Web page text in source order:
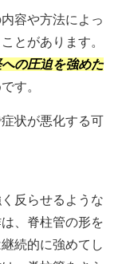
容や方法によっ
とがあります。
の圧迫を強めた
す。
状が悪化する可
反らせるような
、脊柱管の形を
続的に強めてし